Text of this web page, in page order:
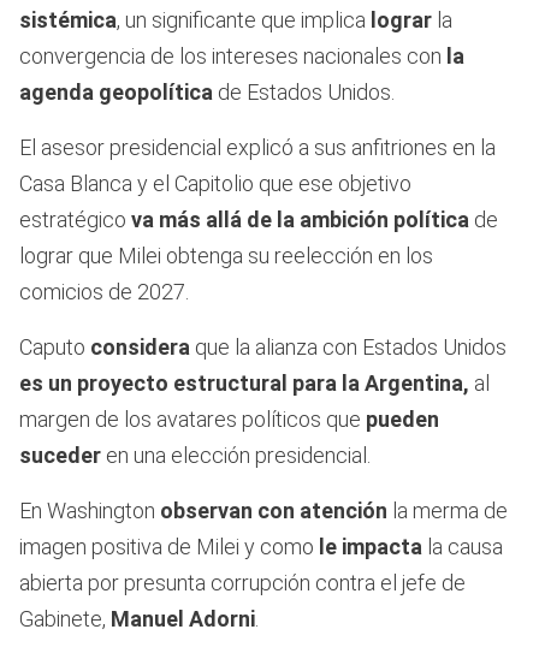
sistémica, un significante que implica lograr la
convergencia de los intereses nacionales con la
agenda geopolítica de Estados Unidos.
El asesor presidencial explicó a sus anfitriones en la
Casa Blanca y el Capitolio que ese objetivo
estratégico va más allá de la ambición política de
lograr que Milei obtenga su reelección en los
comicios de 2027.
Caputo considera que la alianza con Estados Unidos
es un proyecto estructural para la Argentina, al
margen de los avatares políticos que pueden
suceder en una elección presidencial.
En Washington observan con atención la merma de
imagen positiva de Milei y como le impacta la causa
abierta por presunta corrupción contra el jefe de
Gabinete, Manuel Adorni